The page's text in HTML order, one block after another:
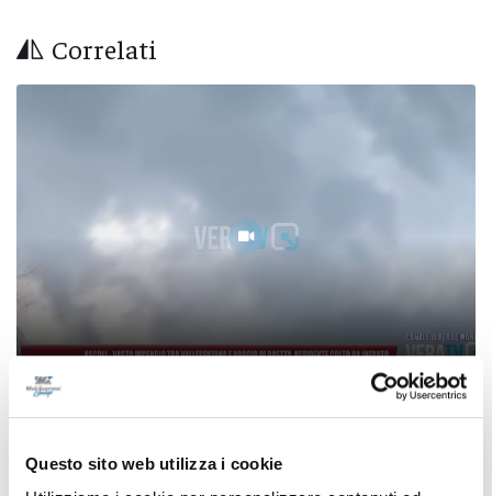
Questo sito web utilizza i cookie
Correlati
Ascoli - Vasto incendio tra Vallesenzana e